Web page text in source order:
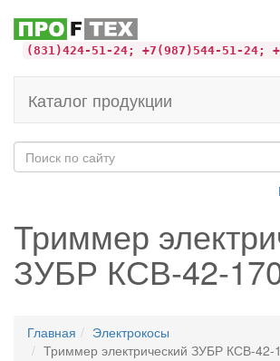
(831)424-51-24; +7(987)544-51-24;
Каталог продукции
Триммер
ЗУБР КСВ-42-
Главная
Электрокосы
Триммер электрический ЗУБР КСВ-42-